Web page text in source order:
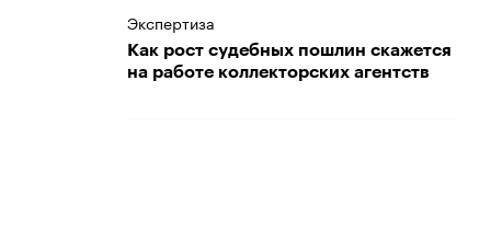
Экспертиза
Как рост судебных пошлин скажется
на работе коллекторских агентств